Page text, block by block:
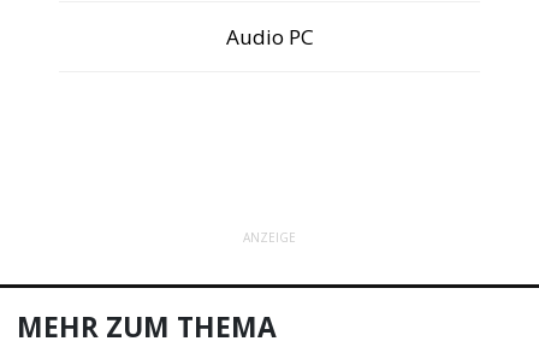
Audio PC
ANZEIGE
MEHR ZUM THEMA